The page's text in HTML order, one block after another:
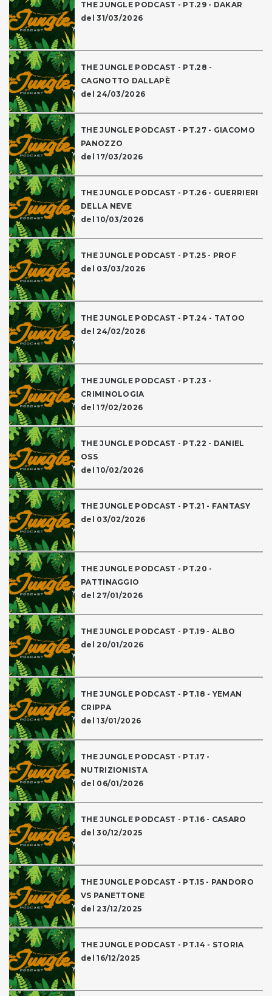
THE JUNGLE PODCAST - PT.29 - DAKAR
del 31/03/2026
THE JUNGLE PODCAST - PT.28 -
CAGNOTTO DALLAPÈ
del 24/03/2026
THE JUNGLE PODCAST - PT.27 - GIACOMO
PANOZZO
del 17/03/2026
THE JUNGLE PODCAST - PT.26 - GUERRIERI
DELLA NEVE
del 10/03/2026
THE JUNGLE PODCAST - PT.25 - PROF
del 03/03/2026
THE JUNGLE PODCAST - PT.24 - TATOO
del 24/02/2026
THE JUNGLE PODCAST - PT.23 -
CRIMINOLOGIA
del 17/02/2026
THE JUNGLE PODCAST - PT.22 - DANIEL
OSS
del 10/02/2026
THE JUNGLE PODCAST - PT.21 - FANTASY
del 03/02/2026
THE JUNGLE PODCAST - PT.20 -
PATTINAGGIO
del 27/01/2026
THE JUNGLE PODCAST - PT.19 - ALBO
del 20/01/2026
THE JUNGLE PODCAST - PT.18 - YEMAN
CRIPPA
del 13/01/2026
THE JUNGLE PODCAST - PT.17 -
NUTRIZIONISTA
del 06/01/2026
THE JUNGLE PODCAST - PT.16 - CASARO
del 30/12/2025
THE JUNGLE PODCAST - PT.15 - PANDORO
VS PANETTONE
del 23/12/2025
THE JUNGLE PODCAST - PT.14 - STORIA
del 16/12/2025